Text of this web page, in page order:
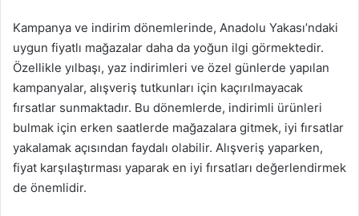
Kampanya ve indirim dönemlerinde, Anadolu Yakası’ndaki
uygun fiyatlı mağazalar daha da yoğun ilgi görmektedir.
Özellikle yılbaşı, yaz indirimleri ve özel günlerde yapılan
kampanyalar, alışveriş tutkunları için kaçırılmayacak
fırsatlar sunmaktadır. Bu dönemlerde, indirimli ürünleri
bulmak için erken saatlerde mağazalara gitmek, iyi fırsatlar
yakalamak açısından faydalı olabilir. Alışveriş yaparken,
fiyat karşılaştırması yaparak en iyi fırsatları değerlendirmek
de önemlidir.